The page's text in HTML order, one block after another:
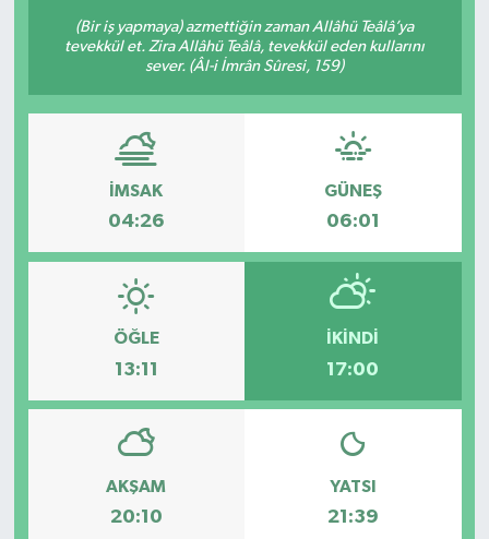
(Bir iş yapmaya) azmettiğin zaman Allâhü Teâlâ’ya
tevekkül et. Zira Allâhü Teâlâ, tevekkül eden kullarını
sever. (Âl-i İmrân Sûresi, 159)
İMSAK
04:26
GÜNEŞ
06:01
ÖĞLE
13:11
İKINDI
17:00
AKŞAM
20:10
YATSI
21:39
ŞİRKET PANO